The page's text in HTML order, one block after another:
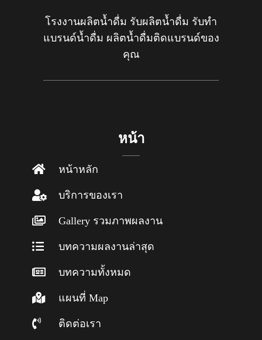
โรงงานผลิตน้ำดื่ม รับผลิตน้ำดื่ม รับทำ
แบรนด์น้ำดื่ม ผลิตน้ำดื่มติดแบรนด์ของ
คุณ
หน้า
หน้าหลัก
บริการของเรา
Gallery รวมภาพผลงาน
บทความผลงานล่าสุด
บทความทั้งหมด
แผนที่ Map
ติดต่อเรา